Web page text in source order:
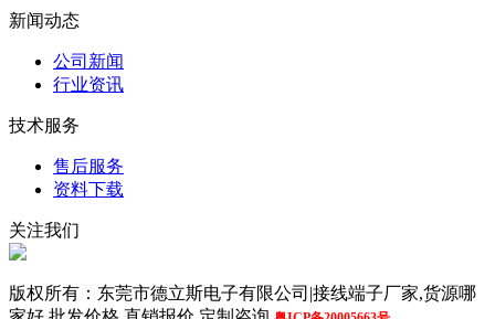
新闻动态
公司新闻
行业资讯
技术服务
售后服务
资料下载
关注我们
版权所有：东莞市德立斯电子有限公司|接线端子厂家,货源哪